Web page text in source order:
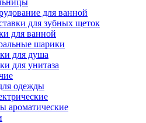
для ванной
для зубных щеток
для ванной
шарики
для душа
для унитаза
одежды
ароматические